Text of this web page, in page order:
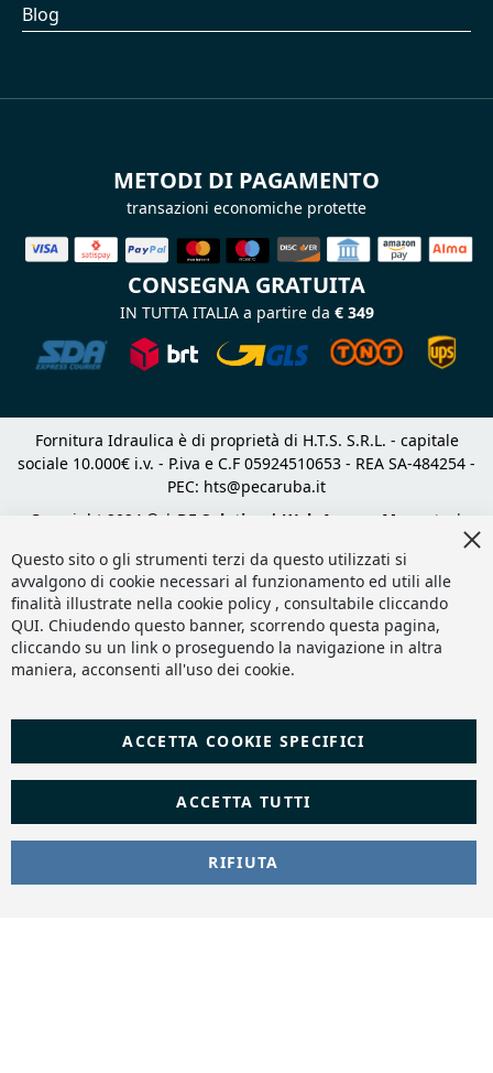
Blog
METODI DI PAGAMENTO
transazioni economiche protette
CONSEGNA GRATUITA
IN TUTTA ITALIA a partire da € 349
Fornitura Idraulica è di proprietà di H.T.S. S.R.L. - capitale
sociale 10.000€ i.v. - P.iva e C.F 05924510653 - REA SA-484254 -
PEC: hts@pecaruba.it
Copyright 2024 © | DF Solution | Web Agency Magento
|
Questo sito o gli strumenti terzi da questo utilizzati si
avvalgono di cookie necessari al funzionamento ed utili alle
finalità illustrate nella cookie policy , consultabile cliccando
QUI. Chiudendo questo banner, scorrendo questa pagina,
cliccando su un link o proseguendo la navigazione in altra
maniera, acconsenti all'uso dei cookie.
ACCETTA TUTTI
ACCETTA COOKIE SPECIFICI
RIFIUTA